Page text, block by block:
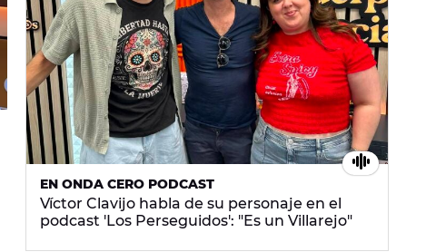
EN ONDA CERO PODCAST
Víctor Clavijo habla de su personaje en el
podcast 'Los Perseguidos': "Es un Villarejo"